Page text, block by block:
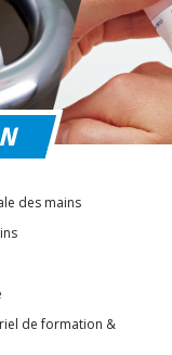
des mains
de formation &